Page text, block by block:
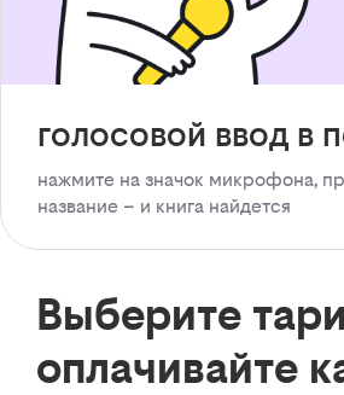
голосовой ввод в
нажмите на значок микрофона,
название – и книга найдется
Выберите
оплачивайте